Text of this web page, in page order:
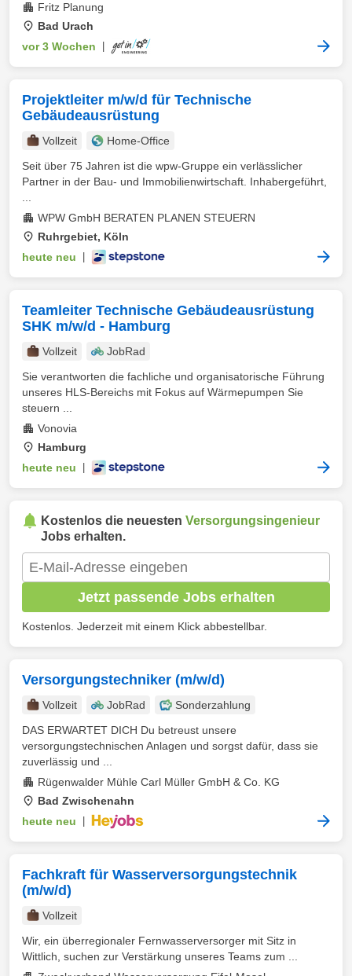
Fritz Planung
Bad Urach
vor 3 Wochen
Projektleiter m/w/d für Technische
Gebäudeausrüstung
Vollzeit
Home-Office
Seit über 75 Jahren ist die wpw-Gruppe ein verlässlicher
Partner in der Bau- und Immobilienwirtschaft. Inhabergeführt,
WPW GmbH BERATEN PLANEN STEUERN
Ruhrgebiet, Köln
heute neu
Teamleiter Technische Gebäudeausrüstung
SHK m/w/d - Hamburg
Vollzeit
JobRad
Sie verantworten die fachliche und organisatorische Führung
unseres HLS-Bereichs mit Fokus auf Wärmepumpen Sie
steuern ...
Vonovia
Hamburg
heute neu
Kostenlos die neuesten Versorgungsingenieur
Jobs erhalten.
Jetzt passende Jobs erhalten
Kostenlos. Jederzeit mit einem Klick abbestellbar.
Versorgungstechniker (m/w/d)
Vollzeit JobRad
Sonderzahlung
DAS ERWARTET DICH Du betreust unsere
versorgungstechnischen Anlagen und sorgst dafür, dass sie
zuverlässig und ...
Rügenwalder Mühle Carl Müller GmbH & Co. KG
Bad Zwischenahn
heute neu
Fachkraft für Wasserversorgungstechnik
(m/w/d)
Vollzeit
Wir, ein überregionaler Fernwasserversorger mit Sitz in
Wittlich, suchen zur Verstärkung unseres Teams zum ...